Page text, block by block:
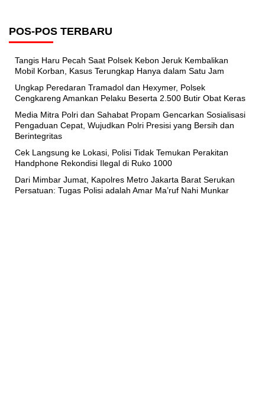
POS-POS TERBARU
Tangis Haru Pecah Saat Polsek Kebon Jeruk Kembalikan
Mobil Korban, Kasus Terungkap Hanya dalam Satu Jam
Ungkap Peredaran Tramadol dan Hexymer, Polsek
Cengkareng Amankan Pelaku Beserta 2.500 Butir Obat Keras
Media Mitra Polri dan Sahabat Propam Gencarkan Sosialisasi
Pengaduan Cepat, Wujudkan Polri Presisi yang Bersih dan
Berintegritas
Cek Langsung ke Lokasi, Polisi Tidak Temukan Perakitan
Handphone Rekondisi Ilegal di Ruko 1000
Dari Mimbar Jumat, Kapolres Metro Jakarta Barat Serukan
Persatuan: Tugas Polisi adalah Amar Ma’ruf Nahi Munkar